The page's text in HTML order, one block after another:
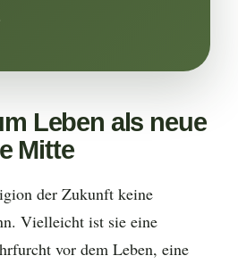
Leben als neue
Mitte
der Zukunft keine
Vielleicht ist sie eine
vor dem Leben, eine